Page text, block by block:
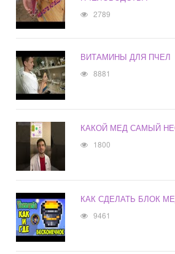
2789
ВИТАМИНЫ ДЛЯ ПЧЕЛ
8881
КАКОЙ МЕД САМЫЙ
1800
КАК СДЕЛАТЬ БЛОК
9461